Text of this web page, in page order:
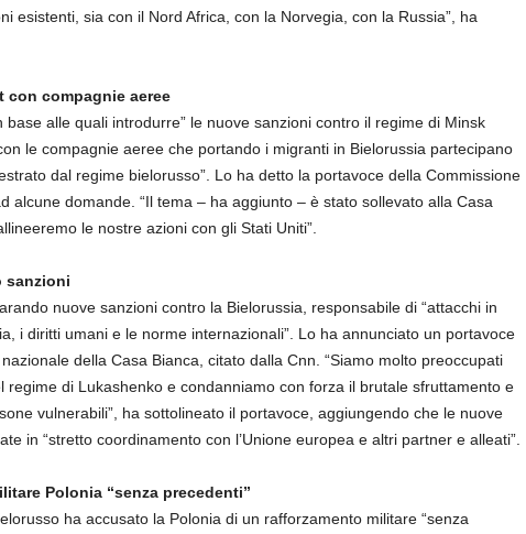
esistenti, sia con il Nord Africa, con la Norvegia, con la Russia”, ha
con compagnie aeree
base alle quali introdurre” le nuove sanzioni contro il regime di Minsk
le compagnie aeree che portando i migranti in Bielorussia partecipano
dal regime bielorusso”. Lo ha detto la portavoce della Commissione
alcune domande. “Il tema – ha aggiunto – è stato sollevato alla Casa
le nostre azioni con gli Stati Uniti”.
sanzioni
nuove sanzioni contro la Bielorussia, responsabile di “attacchi in
i diritti umani e le norme internazionali”. Lo ha annunciato un portavoce
della Casa Bianca, citato dalla Cnn. “Siamo molto preoccupati
regime di Lukashenko e condanniamo con forza il brutale sfruttamento e
vulnerabili”, ha sottolineato il portavoce, aggiungendo che le nuove
in “stretto coordinamento con l’Unione europea e altri partner e alleati”.
Polonia “senza precedenti”
ha accusato la Polonia di un rafforzamento militare “senza